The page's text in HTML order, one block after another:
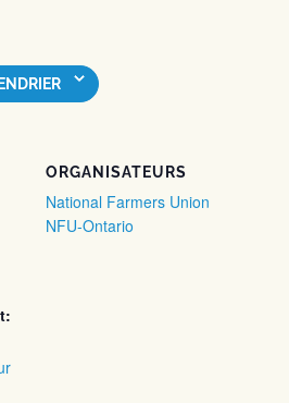
ORGANISATEURS
National Farmers Union
NFU-Ontario